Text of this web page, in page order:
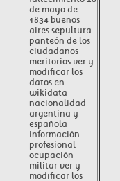
de mayo de
1834 buenos
aires sepultura
panteón de los
ciudadanos
meritorios ver y
modificar los
datos en
wikidata
nacionalidad
argentina y
española
información
profesional
ocupación
militar ver y
modificar los